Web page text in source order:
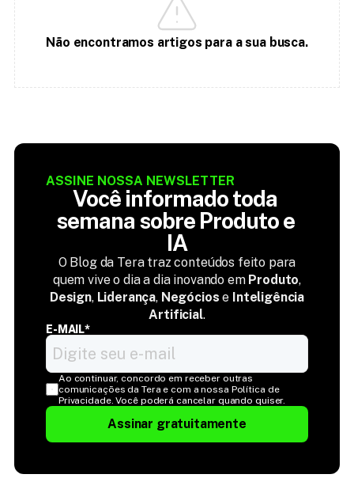
Não encontramos artigos para a sua busca.
ASSINE NOSSA NEWSLETTER
Você informado toda
semana sobre Produto e
IA
O Blog da Tera traz conteúdos feito para
quem vive o dia a dia inovando em Produto,
Design, Liderança, Negócios e Inteligência
Artificial.
E-MAIL*
Ao continuar, concordo em receber outras
comunicações da Tera e com a nossa Política de
Privacidade. Você poderá cancelar quando quiser.
Assinar gratuitamente